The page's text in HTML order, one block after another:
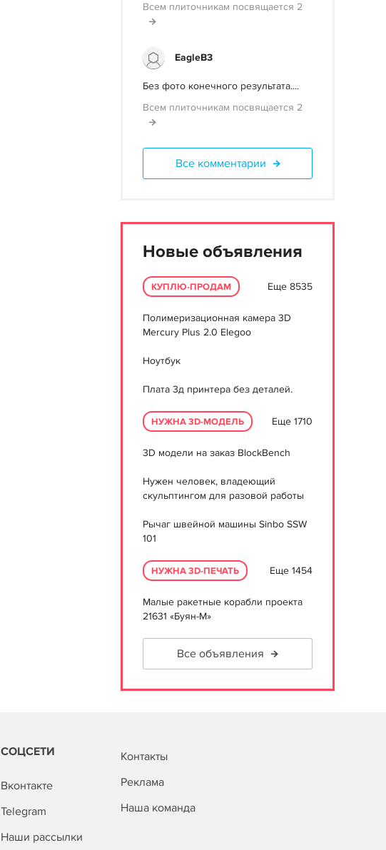
Всем плиточникам посвящается 2
EagleB3
Без фото конечного результата....
Всем плиточникам посвящается 2
Все комментарии
Новые объявления
КУПЛЮ-ПРОДАМ Еще 8535
Полимеризационная камера 3D
Mercury Plus 2.0 Elegoo
Ноутбук
Плата 3д принтера без деталей.
НУЖНА 3D-МОДЕЛЬ Еще 1710
3D модели на заказ BlockBench
Нужен человек, владеющий
скульптингом для разовой работы
Рычаг швейной машины Sinbo SSW
101
НУЖНА 3D-ПЕЧАТЬ Еще 1454
Малые ракетные корабли проекта
21631 «Буян-М»
Все объявления
СОЦСЕТИ
Вконтакте
Telegram
Наши рассылки
Контакты
Реклама
Наша команда